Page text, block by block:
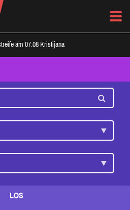
am 07.08 Kristijana
LOS